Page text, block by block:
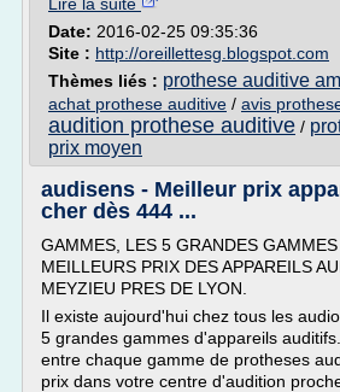
Date: 2016-02-25 09:35:36
Site : http://oreillettesg.blogspot.com
Thèmes liés : prothese auditive
achat prothese auditive / avis
audition prothese auditive /
prix moyen
audisens - Meilleur prix
cher dès 444 ...
GAMMES, LES 5 GRANDES
MEILLEURS PRIX DES APPAREILS
MEYZIEU PRES DE LYON.
Il existe aujourd'hui chez tous les
5 grandes gammes d'appareils
entre chaque gamme de protheses
prix dans votre centre d'audition